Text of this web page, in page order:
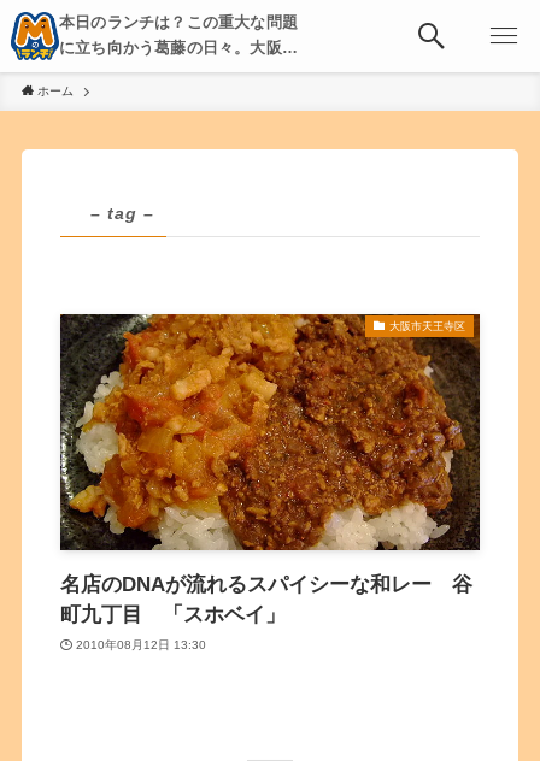
本日のランチは？この重大な問題
に立ち向かう葛藤の日々。大阪・
京都・神戸を中心とした食べ歩
き、飲み歩きを綴る。
ホーム
– tag –
大阪市天王寺区
名店のDNAが流れるスパイシーな和レー 谷
町九丁目 「スホベイ」
2010年08月12日 13:30